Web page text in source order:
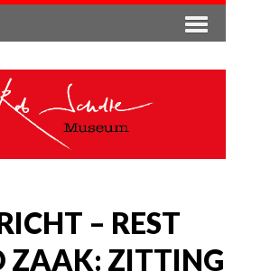
– REST
ZAAK: ZITTING